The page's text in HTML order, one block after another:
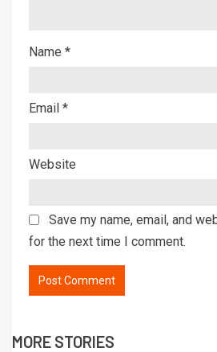
Name *
Email *
Website
Save my name, email, and
for the next time I comment.
MORE STORIES